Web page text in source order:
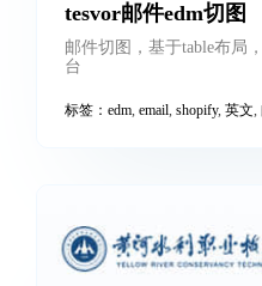
tesvor邮件edm切图
邮件切图，基于table布局
台
标签： edm, email, shopify, 英文,